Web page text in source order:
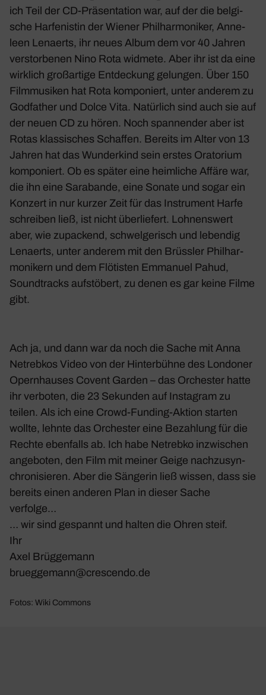
ich Teil der CD-Präsen­ta­tion war, auf der die belgi­
sche Harfe­nistin der Wiener Phil­har­mo­niker, Anne­
leen Lenaerts, ihr neues Album dem vor 40 Jahren
verstor­benen Nino Rota widmete. Aber ihr ist da eine
wirk­lich groß­ar­tige Entde­ckung gelungen. Über 150
Film­mu­siken hat Rota kompo­niert, unter anderem zu
Godfa­ther und Dolce Vita. Natür­lich sind auch sie auf
der neuen CD zu hören. Noch span­nender aber ist
Rotas klas­si­sches Schaffen. Bereits im Alter von 13
Jahren hat das Wunder­kind sein erstes Orato­rium
kompo­niert. Ob es später eine heim­liche Affäre war,
die ihn eine Sara­bande, eine Sonate und sogar ein
Konzert in nur kurzer Zeit für das Instru­ment Harfe
schreiben ließ, ist nicht über­lie­fert. Lohnens­wert
aber, wie zupa­ckend, schwel­ge­risch und lebendig
Lenaerts, unter anderem mit den Brüssler Phil­har­
mo­ni­kern und dem Flötisten Emma­nuel Pahud,
Sound­tracks aufstö­bert, zu denen es gar keine Filme
gibt.
Ach ja, und dann war da noch die Sache mit Anna
Netrebkos Video von der Hinter­bühne des Londoner
Opern­hauses Covent Garden – das Orchester hatte
ihr verboten, die 23 Sekunden auf Insta­gram zu
teilen. Als ich eine Crowd-Funding-Aktion starten
wollte, lehnte das Orchester eine Bezah­lung für die
Rechte eben­falls ab. Ich habe Netrebko inzwi­schen
ange­boten, den Film mit meiner Geige nach­zu­syn­
chro­ni­sieren. Aber die Sängerin ließ wissen, dass sie
bereits einen anderen Plan in dieser Sache
verfolge…
… wir sind gespannt und halten die Ohren steif.
Ihr
Axel Brüg­ge­mann
brueggemann@​crescendo.​de
Fotos: Wiki Commons